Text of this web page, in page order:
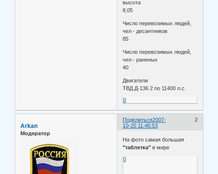
высота
8,05
Число перевозимых людей,
чел - десантников
85
Число перевозимых людей,
чел - раненых
40
Двигатели
ТВД Д-136 2 по 11400 л.с.
0
Поделиться 2
2007-
10-20 11:46:53
Arkan
Модератор
На фото самая большая
"таблетка" в мире
0